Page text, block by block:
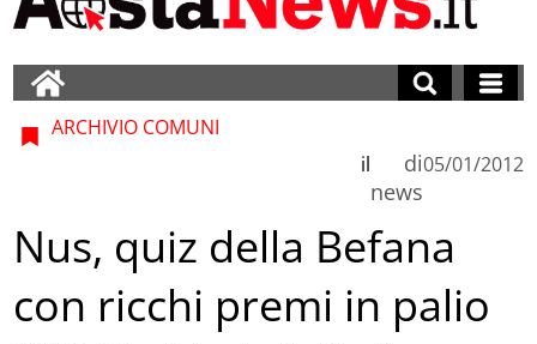
ARCHIVIO COMUNI
di
news
il 05/01/2012
Nus, quiz della Befana
con ricchi premi in palio